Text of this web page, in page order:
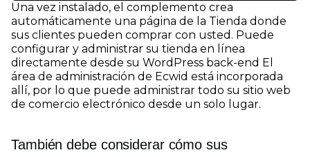
Una vez instalado, el complemento crea
automáticamente una página de la Tienda donde
sus clientes pueden comprar con usted. Puede
configurar y administrar su tienda en línea
directamente desde su WordPress back-end El
área de administración de Ecwid está incorporada
allí, por lo que puede administrar todo su sitio web
de comercio electrónico desde un solo lugar.
También debe considerar cómo sus